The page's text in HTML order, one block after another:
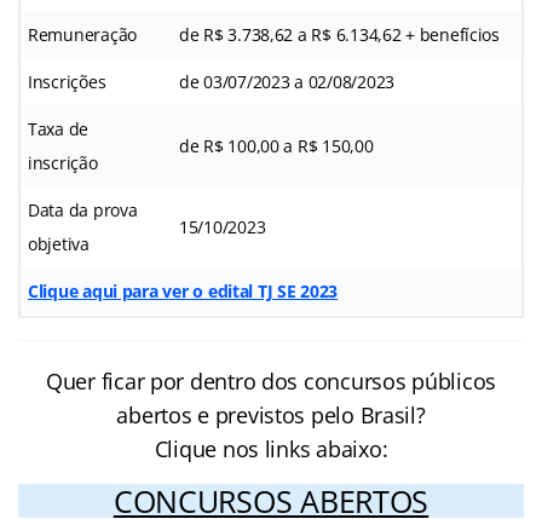
Remuneração de R$ 3.738,62 a R$ 6.134,62 + benefícios
Inscrições de 03/07/2023 a 02/08/2023
Taxa de
inscrição
de R$ 100,00 a R$ 150,00
Data da prova
objetiva
15/10/2023
Clique aqui para ver o edital TJ SE 2023
Quer ficar por dentro dos concursos públicos
abertos e previstos pelo Brasil?
Clique nos links abaixo:
CONCURSOS ABERTOS